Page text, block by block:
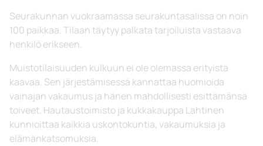
Seurakunnan vuokraamassa seurakuntasalissa on noin
100 paikkaa. Tilaan täytyy palkata tarjoiluista vastaava
henkilö erikseen.
Muistotilaisuuden kulkuun ei ole olemassa erityistä
kaavaa. Sen järjestämisessä kannattaa huomioida
vainajan vakaumus ja hänen mahdollisesti esittämänsä
toiveet. Hautaustoimisto ja kukkakauppa Lahtinen
kunnioittaa kaikkia uskontokuntia, vakaumuksia ja
elämänkatsomuksia.